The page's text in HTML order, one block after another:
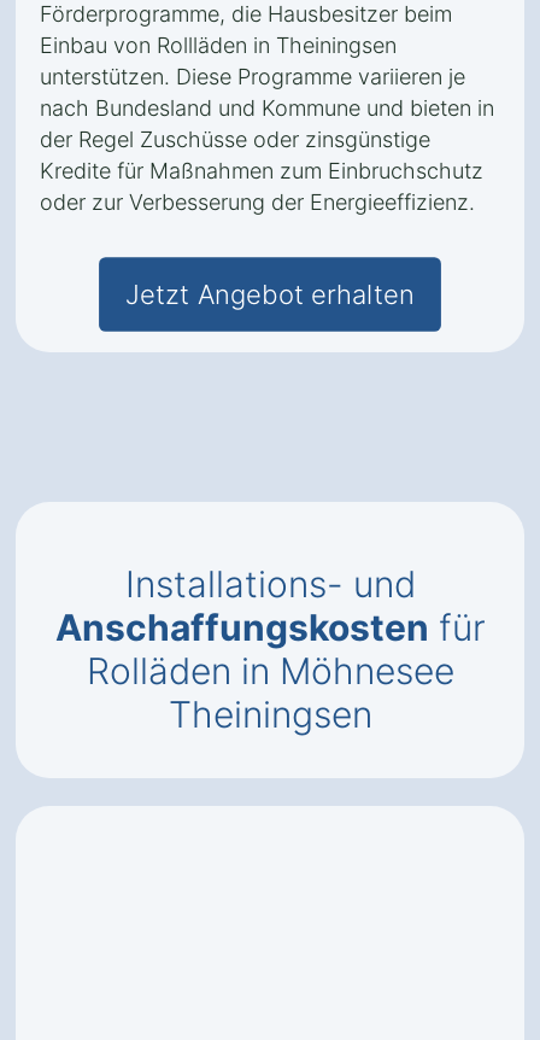
Förderprogramme, die Hausbesitzer beim
Einbau von Rollläden in Theiningsen
unterstützen. Diese Programme variieren je
nach Bundesland und Kommune und bieten in
der Regel Zuschüsse oder zinsgünstige
Kredite für Maßnahmen zum Einbruchschutz
oder zur Verbesserung der Energieeffizienz.
Jetzt Angebot erhalten
Installations- und
Anschaffungskosten für
Rolläden in Möhnesee
Theiningsen